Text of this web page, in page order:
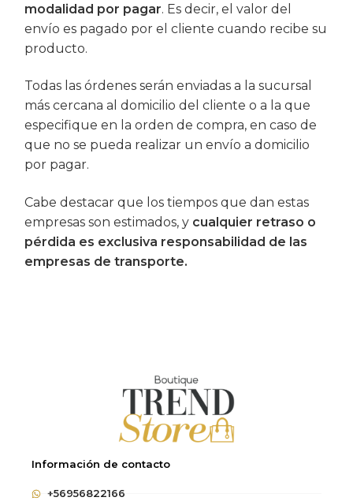
modalidad por pagar. Es decir, el valor del
envío es pagado por el cliente cuando recibe su
producto.
Todas las órdenes serán enviadas a la sucursal
más cercana al domicilio del cliente o a la que
especifique en la orden de compra, en caso de
que no se pueda realizar un envío a domicilio
por pagar.
Cabe destacar que los tiempos que dan estas
empresas son estimados, y cualquier retraso o
pérdida es exclusiva responsabilidad de las
empresas de transporte.
Información de contacto
+56956822166